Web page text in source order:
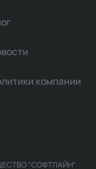
компании
"СОФТЛАЙН"